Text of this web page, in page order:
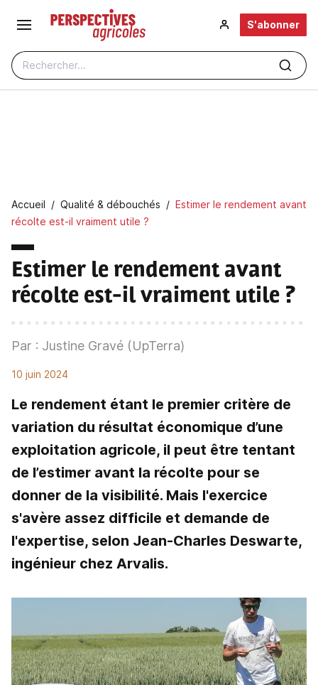
Aller au contenu principal
Rechercher...
S'abonner
Fil d'Ariane
Accueil Qualité & débouchés
Estimer le rendement avant
récolte est-il vraiment utile ?
Estimer le rendement avant
récolte est-il vraiment utile ?
Par : Justine Gravé (UpTerra)
10 juin 2024
Le rendement étant le premier critère de
variation du résultat économique d’une
exploitation agricole, il peut être tentant
de l’estimer avant la récolte pour se
donner de la visibilité. Mais l'exercice
s'avère assez difficile et demande de
l'expertise, selon Jean-Charles Deswarte,
ingénieur chez Arvalis.